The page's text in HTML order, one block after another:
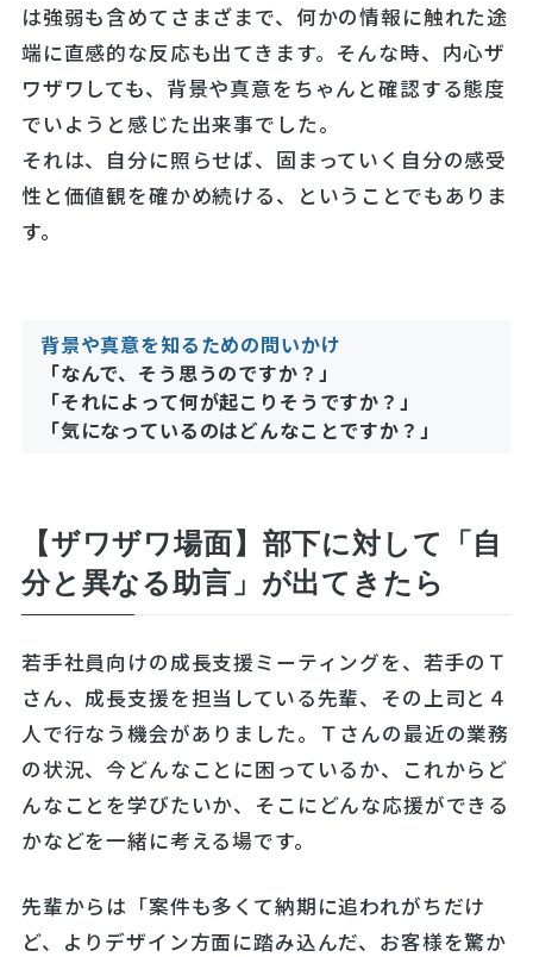
は強弱も含めてさまざまで、何かの情報に触れた途
端に直感的な反応も出てきます。そんな時、内心ザ
ワザワしても、背景や真意をちゃんと確認する態度
でいようと感じた出来事でした。
それは、自分に照らせば、固まっていく自分の感受
性と価値観を確かめ続ける、ということでもありま
す。
背景や真意を知るための問いかけ
「なんで、そう思うのですか？」
「それによって何が起こりそうですか？」
「気になっているのはどんなことですか？」
【ザワザワ場面】部下に対して「自
分と異なる助言」が出てきたら
若手社員向けの成長支援ミーティングを、若手のＴ
さん、成長支援を担当している先輩、その上司と４
人で行なう機会がありました。Ｔさんの最近の業務
の状況、今どんなことに困っているか、これからど
んなことを学びたいか、そこにどんな応援ができる
かなどを一緒に考える場です。
先輩からは「案件も多くて納期に追われがちだけ
ど、よりデザイン方面に踏み込んだ、お客様を驚か